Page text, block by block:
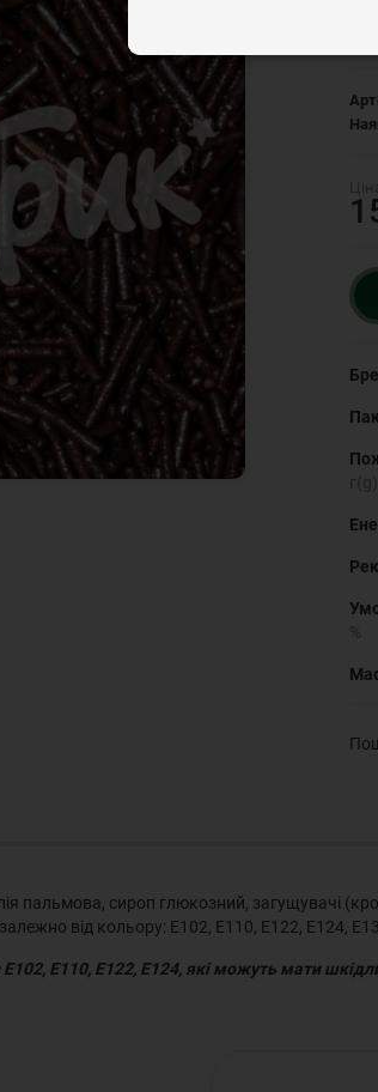
пальмова, сироп глюкозний, загущувачі
від кольору: Е102, Е110, Е122, Е124,
Е110, Е122, Е124, які можуть мати